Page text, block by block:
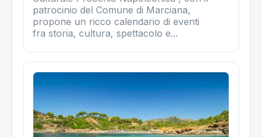
patrocinio del Comune di Marciana,
propone un ricco calendario di eventi
fra storia, cultura, spettacolo e...